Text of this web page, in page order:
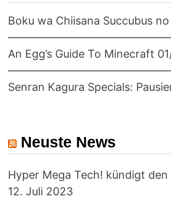
Boku wa Chiisana Succubus
An Egg’s Guide To Minecraft
Senran Kagura Specials:
Neuste News
Hyper Mega Tech! kündigt
12. Juli 2023